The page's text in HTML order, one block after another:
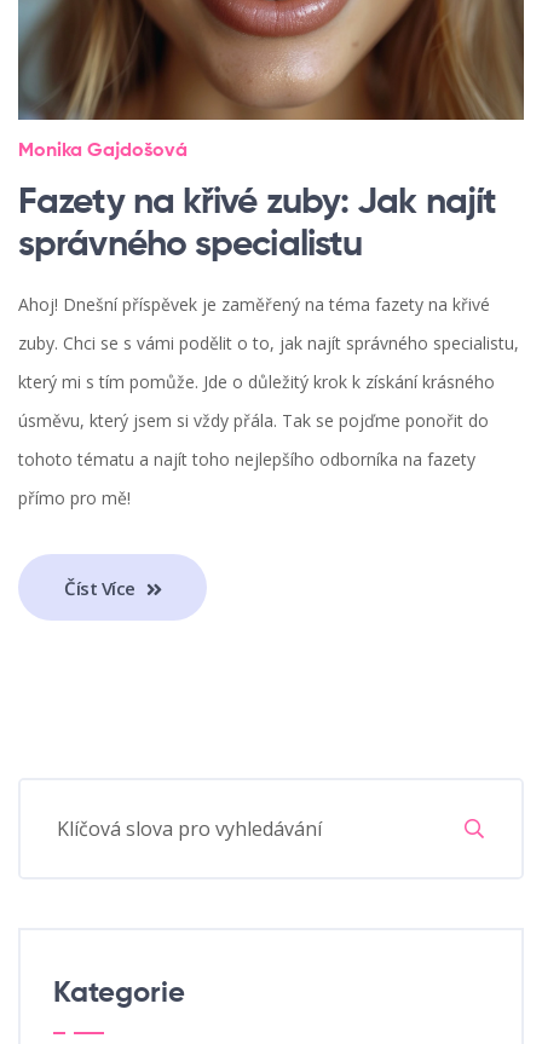
Monika Gajdošová
Fazety na křivé zuby: Jak najít
správného specialistu
Ahoj! Dnešní příspěvek je zaměřený na téma fazety na křivé
zuby. Chci se s vámi podělit o to, jak najít správného specialistu,
který mi s tím pomůže. Jde o důležitý krok k získání krásného
úsměvu, který jsem si vždy přála. Tak se pojďme ponořit do
tohoto tématu a najít toho nejlepšího odborníka na fazety
přímo pro mě!
Číst Více
Kategorie